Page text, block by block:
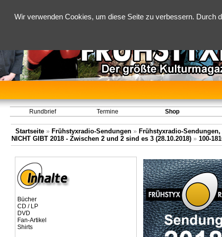
Wir verwenden Cookies, um diese Seite zu verbessern.
Rundbrief Termine Shop
Startseite » Frühstyxradio-Sendungen » Frühstyxradio-
NICHT GIBT 2018 - Zwischen 2 und 2 sind es 3 (28.10.2018) » 100-
Bücher
CD / LP
DVD
Fan-Artikel
Shirts